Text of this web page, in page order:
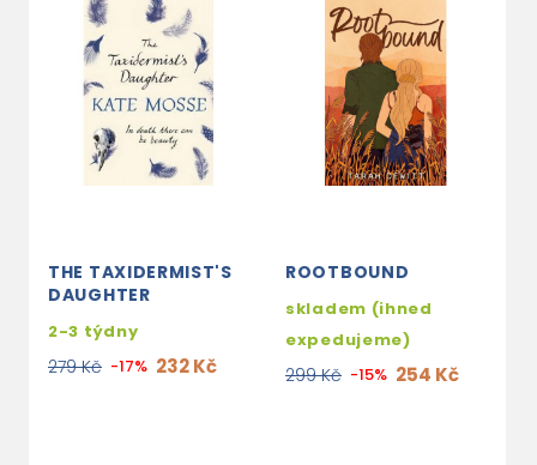
THE TAXIDERMIST'S
DAUGHTER
2-3 týdny
279 Kč -17% 232 Kč
ROOTBOUND
skladem (ihned
expedujeme)
299 Kč -15% 254 Kč